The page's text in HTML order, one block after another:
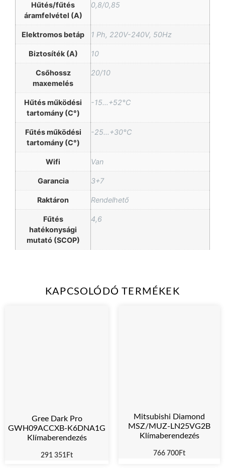
Hűtés/fűtés
áramfelvétel (A)
0,8/0,85
Elektromos betáp 1 Ph, 220V-240V, 50Hz
Biztosíték (A) 10
Csőhossz
maxemelés
20/10
Hűtés működési
tartomány (C°)
-15…+52°C
Fűtés működési
tartomány (C°)
-25…+30°C
Wifi Van
Garancia 3+7
Raktáron Rendelhető
Fűtés
hatékonysági
mutató (SCOP)
4,6
KAPCSOLÓDÓ TERMÉKEK
Gree Dark Pro
GWH09ACCXB-K6DNA1G
Klímaberendezés
291 351Ft
Mitsubishi Diamond
MSZ/MUZ-LN25VG2B
Klímaberendezés
766 700Ft